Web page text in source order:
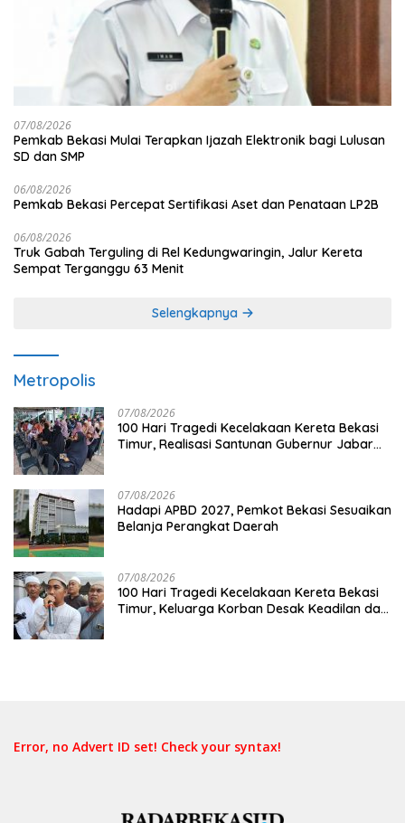
07/08/2026
Pemkab Bekasi Mulai Terapkan Ijazah Elektronik bagi Lulusan
SD dan SMP
06/08/2026
Pemkab Bekasi Percepat Sertifikasi Aset dan Penataan LP2B
06/08/2026
Truk Gabah Terguling di Rel Kedungwaringin, Jalur Kereta
Sempat Terganggu 63 Menit
Selengkapnya
Metropolis
07/08/2026
100 Hari Tragedi Kecelakaan Kereta Bekasi
Timur, Realisasi Santunan Gubernur Jabar
07/08/2026
Hadapi APBD 2027, Pemkot Bekasi Sesuaikan
Belanja Perangkat Daerah
07/08/2026
100 Hari Tragedi Kecelakaan Kereta Bekasi
Timur, Keluarga Korban Desak Keadilan dan
Error, no Advert ID set! Check your syntax!